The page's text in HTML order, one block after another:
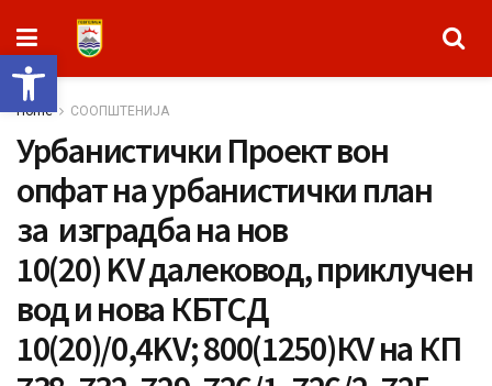
Open toolbar
Home СООПШТЕНИЈА
Урбанистички Проект вон
опфат на урбанистички план
за изградба на нов
10(20) KV далековод, приклучен
вод и нова КБТСД
10(20)/0,4KV; 800(1250)КV на КП